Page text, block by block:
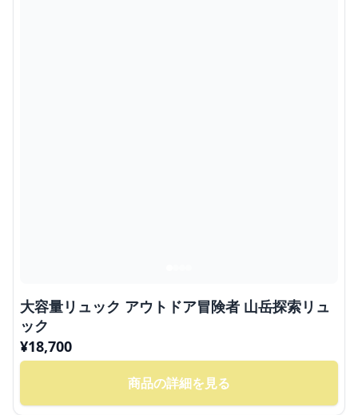
大容量リュック アウトドア冒険者 山岳探索リュ
ック
¥18,700
商品の詳細を見る